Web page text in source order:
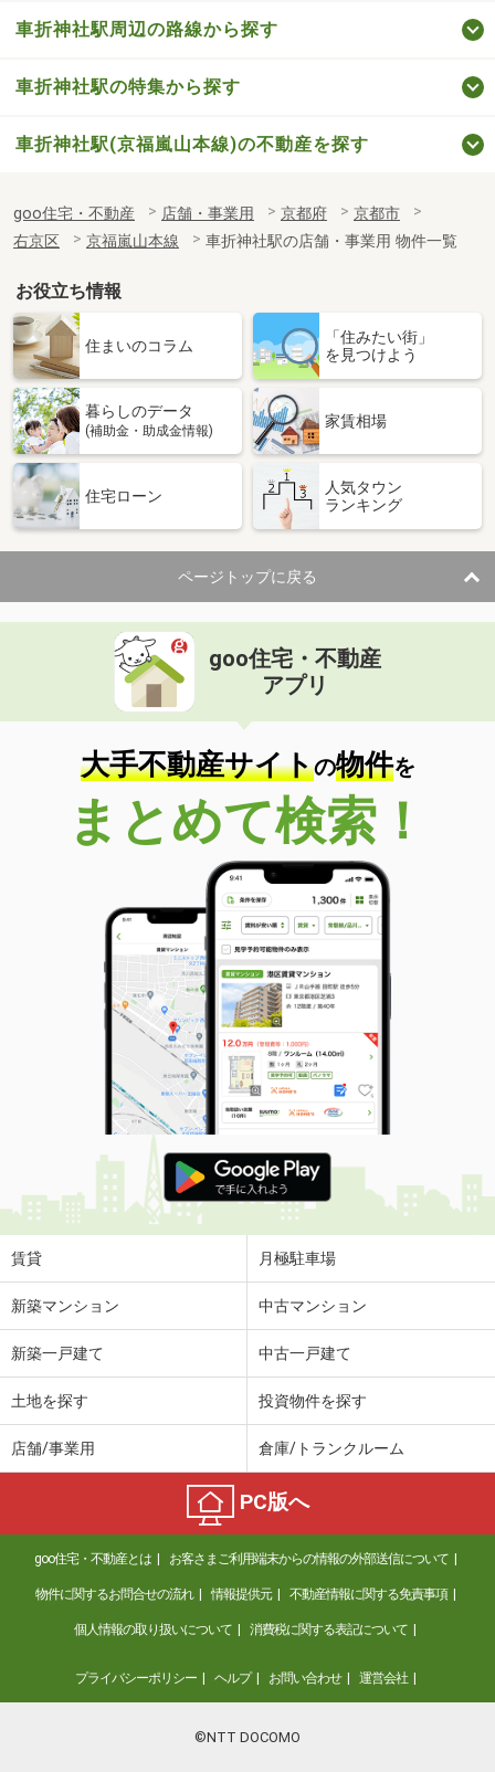
車折神社駅周辺の路線から探す
車折神社駅の特集から探す
車折神社駅(京福嵐山本線)の不動産を探す
goo住宅・不動産 店舗・事業用 京都府
京都市
右京区
京福嵐山本線 車折神社駅の店舗・事業用 物件一覧
お役立ち情報
住まいのコラム
「住みたい街」
を見つけよう
暮らしのデータ
(補助金・助成金情報)
家賃相場
住宅ローン
人気タウン
ランキング
ページトップに戻る
goo住宅・不動産
アプリ
大手不動産サイトの物件を
まとめて検索！
賃貸 月極駐車場
新築マンション 中古マンション
新築一戸建て 中古一戸建て
土地を探す 投資物件を探す
店舗/事業用 倉庫/トランクルーム
PC版へ
goo住宅・不動産とは お客さまご利用端末からの情報の外部送信について
物件に関するお問合せの流れ 情報提供元 不動産情報に関する免責事項
個人情報の取り扱いについて 消費税に関する表記について
プライバシーポリシー ヘルプ お問い合わせ 運営会社
©NTT DOCOMO